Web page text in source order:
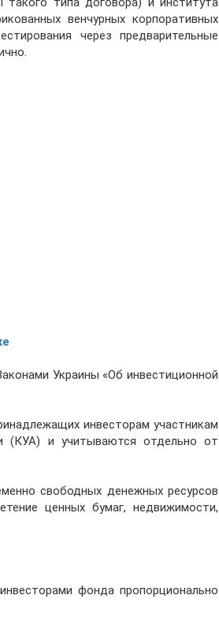
венчурных корпоративных
через предварительные
Украины «Об инвестиционной
инвесторам участникам
(КУА) и учитываются отдельно от
свободных денежных ресурсов
ценных бумаг, недвижимости,
фонда пропорционально